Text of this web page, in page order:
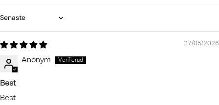
Sort by
27/05/2026
Anonym
Best
Best